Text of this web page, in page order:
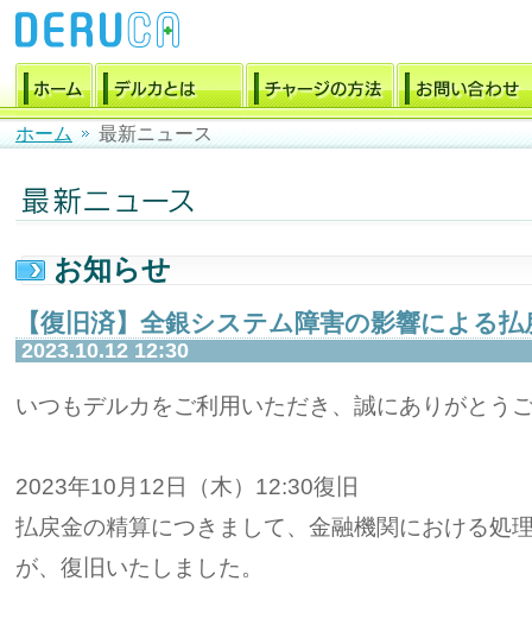
ホーム 最新ニュース
お知らせ
【復旧済】全銀システム障害の影響による
2023.10.12 12:30
いつもデルカをご利用いただき、誠にありがとう
2023年10月12日（木）12:30復旧
払戻金の精算につきまして、金融機関における処
が、復旧いたしました。